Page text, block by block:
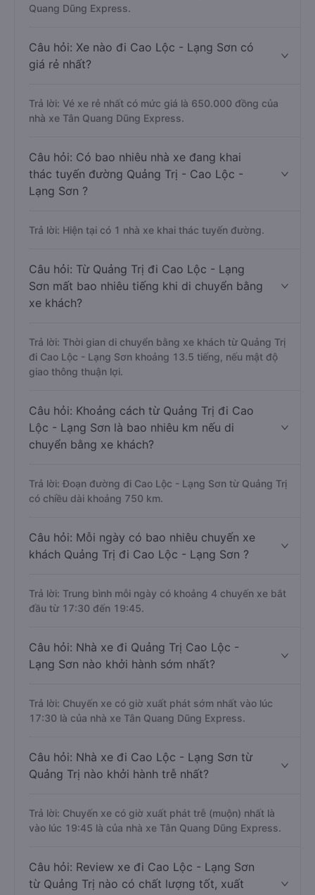
Quang Dũng Express.
Câu hỏi: Xe nào đi Cao Lộc - Lạng Sơn có
giá rẻ nhất?
Trả lời: Vé xe rẻ nhất có mức giá là 650.000 đồng của
nhà xe Tân Quang Dũng Express.
Câu hỏi: Có bao nhiêu nhà xe đang khai
thác tuyến đường Quảng Trị - Cao Lộc -
Lạng Sơn ?
Trả lời: Hiện tại có 1 nhà xe khai thác tuyến đường.
Câu hỏi: Từ Quảng Trị đi Cao Lộc - Lạng
Sơn mất bao nhiêu tiếng khi di chuyển bằng
xe khách?
Trả lời: Thời gian di chuyển bằng xe khách từ Quảng Trị
đi Cao Lộc - Lạng Sơn khoảng 13.5 tiếng, nếu mật độ
giao thông thuận lợi.
Câu hỏi: Khoảng cách từ Quảng Trị đi Cao
Lộc - Lạng Sơn là bao nhiêu km nếu di
chuyển bằng xe khách?
Trả lời: Đoạn đường đi Cao Lộc - Lạng Sơn từ Quảng Trị
có chiều dài khoảng 750 km.
Câu hỏi: Mỗi ngày có bao nhiêu chuyến xe
khách Quảng Trị đi Cao Lộc - Lạng Sơn ?
Trả lời: Trung bình mỗi ngày có khoảng 4 chuyến xe bắt
đầu từ 17:30 đến 19:45.
Câu hỏi: Nhà xe đi Quảng Trị Cao Lộc -
Lạng Sơn nào khởi hành sớm nhất?
Trả lời: Chuyến xe có giờ xuất phát sớm nhất vào lúc
17:30 là của nhà xe Tân Quang Dũng Express.
Câu hỏi: Nhà xe đi Cao Lộc - Lạng Sơn từ
Quảng Trị nào khởi hành trễ nhất?
Trả lời: Chuyến xe có giờ xuất phát trễ (muộn) nhất là
vào lúc 19:45 là của nhà xe Tân Quang Dũng Express.
Câu hỏi: Review xe đi Cao Lộc - Lạng Sơn
từ Quảng Trị nào có chất lượng tốt, xuất